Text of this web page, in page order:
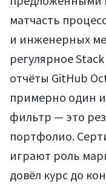
матчасть
и инженерных
регулярное
отчёты GitHub
примерно один
фильтр — это
портфолио.
играют роль
довёл курс до